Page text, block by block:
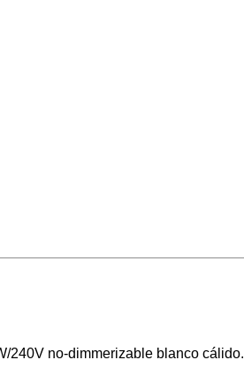
240V no-dimmerizable blanco cálido.